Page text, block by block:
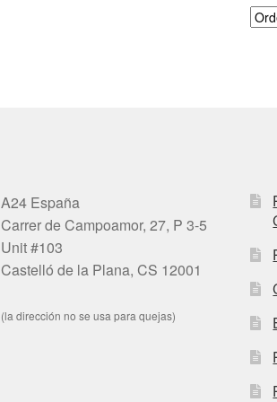
A24 España
Carrer de Campoamor, 27, P 3-5
Unit #103
Castelló de la Plana, CS 12001
(la dirección no se usa para quejas)